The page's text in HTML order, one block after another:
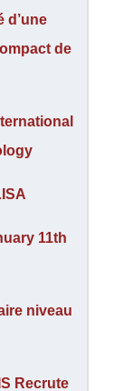
d’une
de
11th
niveau
Recrute